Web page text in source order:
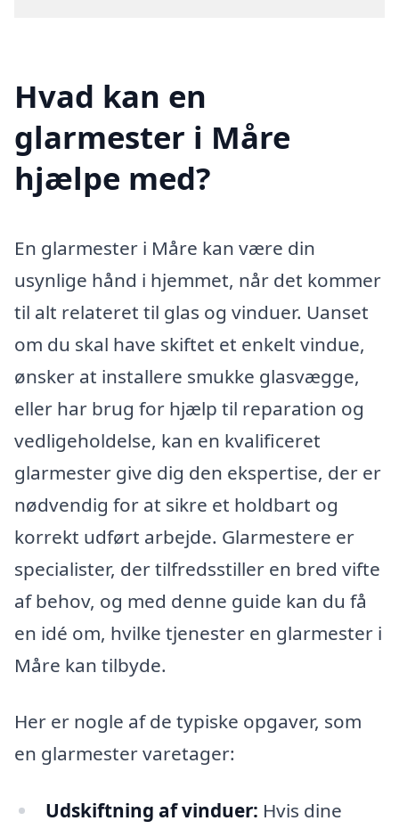
Hvad kan en
glarmester i Måre
hjælpe med?
En glarmester i Måre kan være din
usynlige hånd i hjemmet, når det kommer
til alt relateret til glas og vinduer. Uanset
om du skal have skiftet et enkelt vindue,
ønsker at installere smukke glasvægge,
eller har brug for hjælp til reparation og
vedligeholdelse, kan en kvalificeret
glarmester give dig den ekspertise, der er
nødvendig for at sikre et holdbart og
korrekt udført arbejde. Glarmestere er
specialister, der tilfredsstiller en bred vifte
af behov, og med denne guide kan du få
en idé om, hvilke tjenester en glarmester i
Måre kan tilbyde.
Her er nogle af de typiske opgaver, som
en glarmester varetager:
Udskiftning af vinduer: Hvis dine